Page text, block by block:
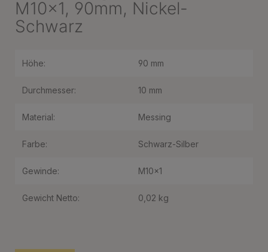
M10x1, 90mm, Nickel-
Schwarz
Höhe: 90 mm
Durchmesser: 10 mm
Material: Messing
Farbe: Schwarz-Silber
Gewinde: M10x1
Gewicht Netto: 0,02 kg